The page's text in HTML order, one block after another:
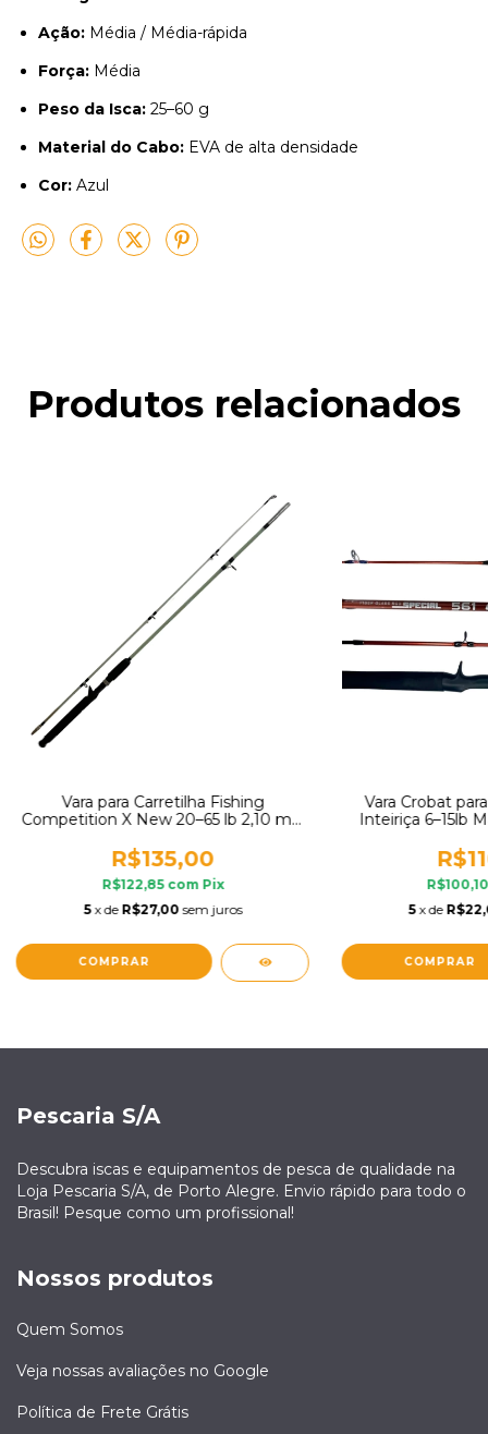
Ação: Média / Média-rápida
Força: Média
Peso da Isca: 25–60 g
Material do Cabo: EVA de alta densidade
Cor: Azul
Produtos relacionados
Vara para Carretilha Fishing
Competition X New 20–65 lb 2,10 m –
Carpas
R$135,00
R$122,85 com Pix
5 x de R$27,00 sem juros
Vara Crobat
Inteiriça 6–15lb
5 x de
COMPRAR
Pescaria S/A
Descubra iscas e equipamentos de pesca de qualidade na
Loja Pescaria S/A, de Porto Alegre. Envio rápido para todo o
Brasil! Pesque como um profissional!
Nossos produtos
Quem Somos
Veja nossas avaliações no Google
Política de Frete Grátis